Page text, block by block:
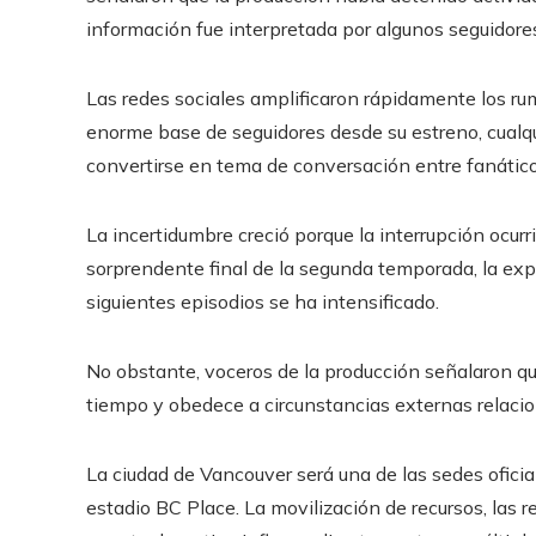
información fue interpretada por algunos
Las redes sociales amplificaron rápidamente los
enorme base de seguidores desde su estreno,
convertirse en tema de conversación entre
La incertidumbre creció porque la interrupción
sorprendente final de la segunda temporada, la
siguientes episodios se ha intensificado.
No obstante, voceros de la producción señalaron
tiempo y obedece a circunstancias externas
La ciudad de Vancouver será una de las sedes
estadio BC Place. La movilización de recursos,